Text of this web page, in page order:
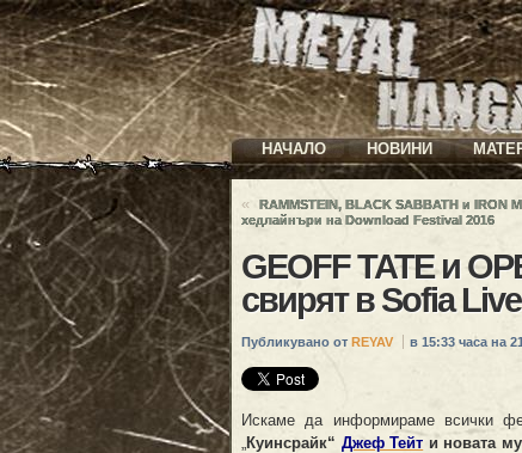
НАЧАЛО НОВИНИ
«
RAMMSTEIN, BLACK SABBATH и IRON
хедлайнъри на Download Festival 2016
GEOFF TATE и
свирят в Sofia
Публикувано от REYAV в 15:33 часа на
Искаме да информираме всички
Куинсрайк“ Джеф Тейт и новата